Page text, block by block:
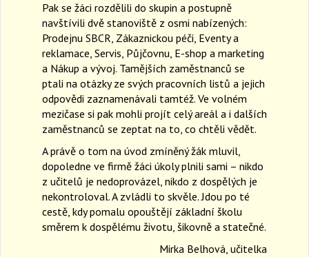
Pak se žáci rozdělili do skupin a postupně
navštívili dvě stanoviště z osmi nabízených:
Prodejnu SBCR, Zákaznickou péči, Eventy a
reklamace, Servis, Půjčovnu, E-shop a marketing
a Nákup a vývoj. Tamějších zaměstnanců se
ptali na otázky ze svých pracovních listů a jejich
odpovědi zaznamenávali tamtéž. Ve volném
mezičase si pak mohli projít celý areál a i dalších
zaměstnanců se zeptat na to, co chtěli vědět.
A právě o tom na úvod zmíněný žák mluvil,
dopoledne ve firmě žáci úkoly plnili sami – nikdo
z učitelů je nedoprovázel, nikdo z dospělých je
nekontroloval. A zvládli to skvěle. Jdou po té
cestě, kdy pomalu opouštějí základní školu
směrem k dospělému životu, šikovně a statečné.
Mirka Belhová, učitelka